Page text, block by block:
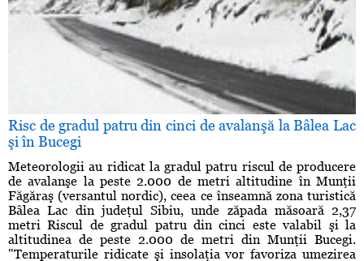
Risc de gradul patru din cinci de avalanşă la Bâlea Lac
şi în Bucegi
Meteorologii au ridicat la gradul patru riscul de producere
de avalanşe la peste 2.000 de metri altitudine în Munţii
Făgăraş (versantul nordic), ceea ce înseamnă zona turistică
Bâlea Lac din judeţul Sibiu, unde zăpada măsoară 2,37
metri Riscul de gradul patru din cinci este valabil şi la
altitudinea de peste 2.000 de metri din Munţii Bucegi.
"Temperaturile ridicate şi insolaţia vor favoriza umezirea